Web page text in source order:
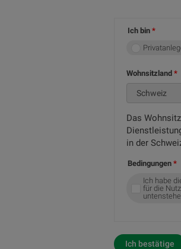
Ich bin
Wohnsitzland
Das
in der
Bedingungen
Ich habe
für die
Ich bestätige